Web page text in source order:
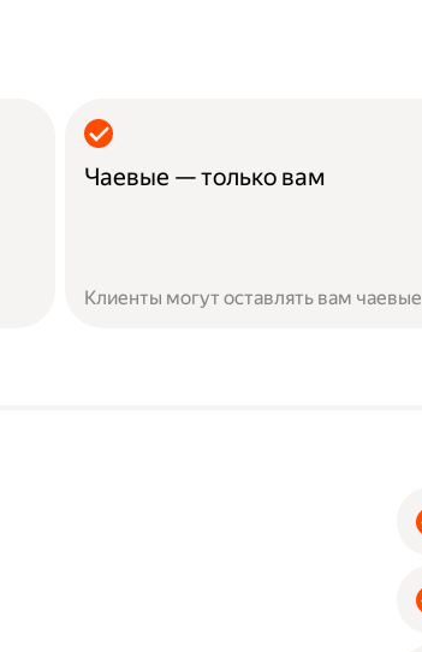
Чаевые — только вам
Клиенты могут оставлять вам чаевые